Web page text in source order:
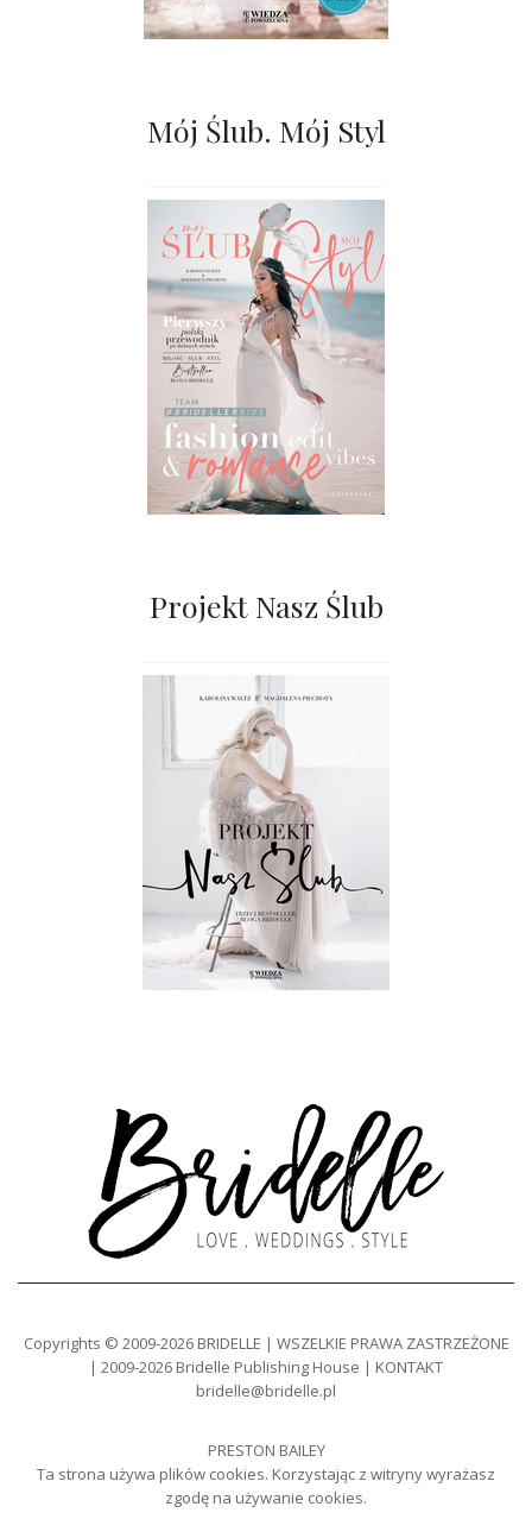
Mój Ślub. Mój Styl
Projekt Nasz Ślub
Copyrights © 2009-2026 BRIDELLE | WSZELKIE PRAWA ZASTRZEŻONE
| 2009-2026 Bridelle Publishing House | KONTAKT
bridelle@bridelle.pl
PRESTON BAILEY
Ta strona używa plików cookies. Korzystając z witryny wyrażasz
zgodę na używanie cookies.